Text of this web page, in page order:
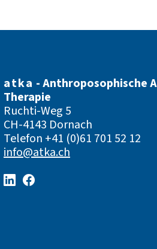
atka - Anthroposophische
Therapie
Ruchti-Weg 5
CH-4143 Dornach
Telefon +41 (0)61 701 52 12
info@atka.ch